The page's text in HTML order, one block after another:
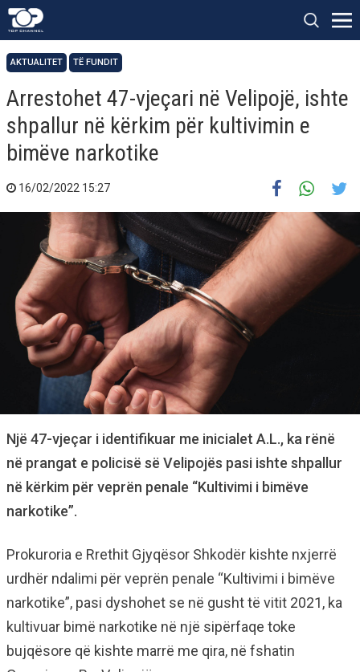
AKTUALITET TË FUNDIT
Arrestohet 47-vjeçari në Velipojë, ishte
shpallur në kërkim për kultivimin e
bimëve narkotike
16/02/2022 15:27
Një 47-vjeçar i identifikuar me inicialet A.L., ka rënë
në prangat e policisë së Velipojës pasi ishte shpallur
në kërkim për veprën penale “Kultivimi i bimëve
narkotike”.
Prokuroria e Rrethit Gjyqësor Shkodër kishte nxjerrë
urdhër ndalimi për veprën penale “Kultivimi i bimëve
narkotike”, pasi dyshohet se në gusht të vitit 2021, ka
kultivuar bimë narkotike në një sipërfaqe toke
bujqësore që kishte marrë me qira, në fshatin